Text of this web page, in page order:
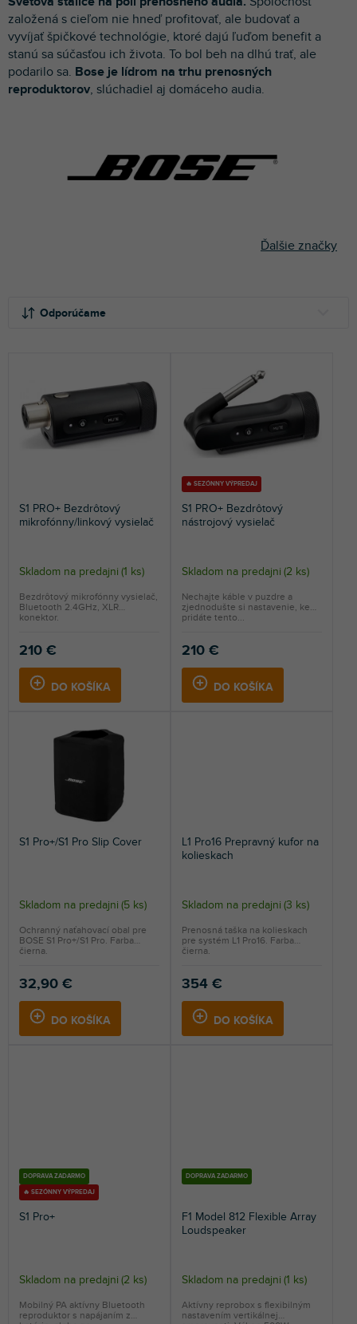
založená s cieľom nie hneď profitovať, ale budovať a
vyvíjať špičkové technológie, ktoré dajú ľuďom benefit a
stanú sa súčasťou ich života. To bol beh na dlhú trať, ale
podarilo sa. Bose je lídrom na trhu prenosných
reproduktorov, slúchadiel aj domáceho audia.
Ďalšie značky
Odporúčame
NAJPREDÁVANEJŠIE
ABECEDNE
p
r
o
d
u
k
S1 PRO+ Bezdrôtový
mikrofónny/linkový vysielač
Skladom na predajni (1 ks)
210 €
DO KOŠÍKA
Bezdrôtový mikrofónny vysielač,
Bluetooth 2.4GHz, XLR
konektor.
🔥 SEZÓNNY VÝPREDAJ
S1 PRO+ Bezdrôtový
nástrojový vysielač
Skladom na predajni (2 ks)
210 €
DO KOŠÍKA
Nechajte káble v puzdre a
zjednodušte si nastavenie, keď
pridáte tento...
S1 Pro+/S1 Pro Slip Cover
Skladom na predajni (5 ks)
32,90 €
DO KOŠÍKA
Ochranný naťahovací obal pre
BOSE S1 Pro+/S1 Pro. Farba
čierna.
L1 Pro16 Prepravný kufor na
kolieskach
Skladom na predajni (3 ks)
354 €
DO KOŠÍKA
Prenosná taška na kolieskach
pre systém L1 Pro16. Farba
čierna.
DOPRAVA ZADARMO
🔥 SEZÓNNY VÝPREDAJ
S1 Pro+
Skladom na predajni (2 ks)
Mobilný PA aktívny Bluetooth
reproduktor s napájaním z
DOPRAVA ZADARMO
F1 Model 812 Flexible Array
Loudspeaker
Skladom na predajni (1 ks)
Aktívny reprobox s flexibilným
nastavením vertikálnej